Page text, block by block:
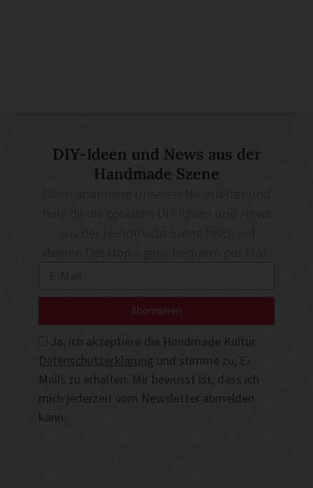
DIY-Ideen und News aus der
Handmade Szene
deinen Desktop – ganz bequem per Mail.
Ja, ich akzeptiere die Handmade Kultur
Datenschutzerklärung und stimme zu, E-
Mails zu erhalten. Mir bewusst ist, dass ich
mich jederzeit vom Newsletter abmelden
kann.
Abonnieren